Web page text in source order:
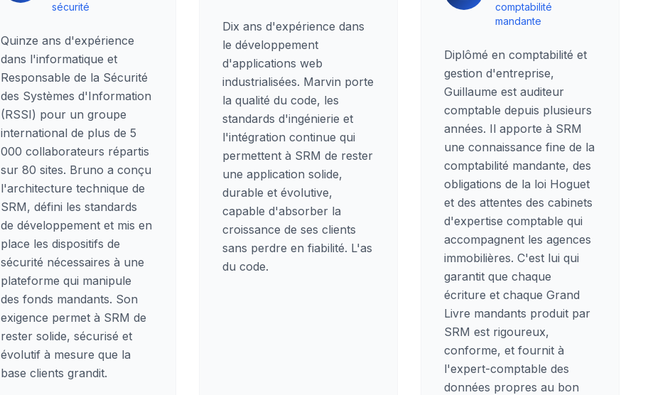
sécurité
Quinze ans d'expérience
dans l'informatique et
Responsable de la Sécurité
des Systèmes d'Information
(RSSI) pour un groupe
international de plus de 5
000 collaborateurs répartis
sur 80 sites. Bruno a conçu
l'architecture technique de
SRM, défini les standards
de développement et mis en
place les dispositifs de
sécurité nécessaires à une
plateforme qui manipule
des fonds mandants. Son
exigence permet à SRM de
rester solide, sécurisé et
évolutif à mesure que la
base clients grandit.
Dix ans d'expérience dans
le développement
d'applications web
industrialisées. Marvin porte
la qualité du code, les
standards d'ingénierie et
l'intégration continue qui
permettent à SRM de rester
une application solide,
durable et évolutive,
capable d'absorber la
croissance de ses clients
sans perdre en fiabilité. L'as
du code.
comptabilité
mandante
Diplômé en comptabilité et
gestion d'entreprise,
Guillaume est auditeur
comptable depuis plusieurs
années. Il apporte à SRM
une connaissance fine de la
comptabilité mandante, des
obligations de la loi Hoguet
et des attentes des cabinets
d'expertise comptable qui
accompagnent les agences
immobilières. C'est lui qui
garantit que chaque
écriture et chaque Grand
Livre mandants produit par
SRM est rigoureux,
conforme, et fournit à
l'expert-comptable des
données propres au bon